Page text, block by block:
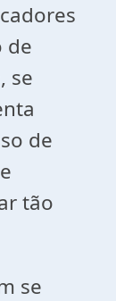
de
se
de
tão
se